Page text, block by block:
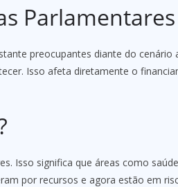
Parlamentares
preocupantes diante do cenário
Isso afeta diretamente o
Isso significa que áreas como
por recursos e agora estão em